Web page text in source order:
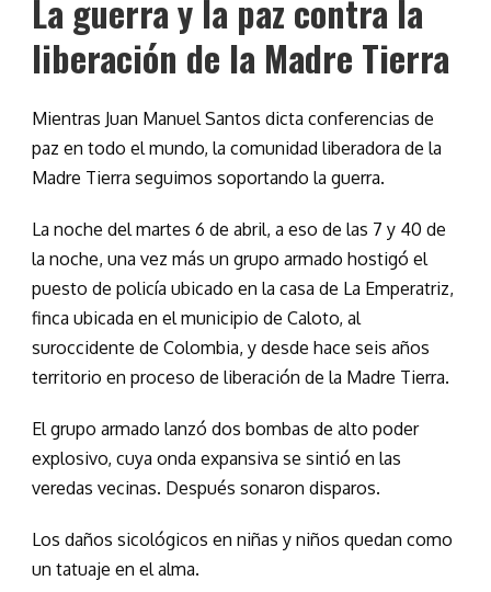
La guerra y la paz contra la
liberación de la Madre Tierra
Mientras Juan Manuel Santos dicta conferencias de
paz en todo el mundo, la comunidad liberadora de la
Madre Tierra seguimos soportando la guerra.
La noche del martes 6 de abril, a eso de las 7 y 40 de
la noche, una vez más un grupo armado hostigó el
puesto de policía ubicado en la casa de La Emperatriz,
finca ubicada en el municipio de Caloto, al
suroccidente de Colombia, y desde hace seis años
territorio en proceso de liberación de la Madre Tierra.
El grupo armado lanzó dos bombas de alto poder
explosivo, cuya onda expansiva se sintió en las
veredas vecinas. Después sonaron disparos.
Los daños sicológicos en niñas y niños quedan como
un tatuaje en el alma.